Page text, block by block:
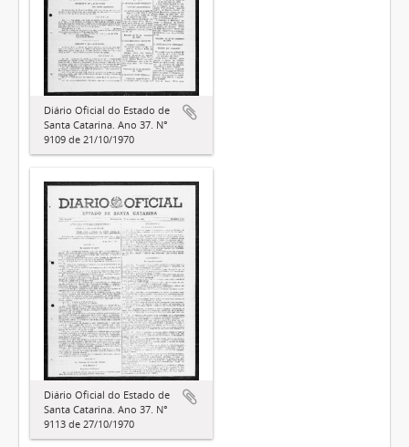
Diário Oficial do Estado de
Santa Catarina. Ano 37. N°
9109 de 21/10/1970
Diário Oficial do Estado de
Santa Catarina. Ano 37. N°
9113 de 27/10/1970